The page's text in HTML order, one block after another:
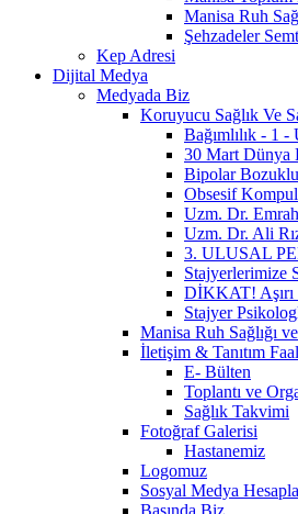
Manisa Ruh
Şehzadeler
Kep Adresi
Dijital Medya
Medyada Biz
Koruyucu Sağlık Ve
Bağımlılık - 1
30 Mart Dünya
Bipolar
Obsesif
Uzm. Dr.
Uzm. Dr. Ali
3. ULUSAL
Stajyerlerimize
DİKKAT! Aşırı
Stajyer
Manisa Ruh Sağlığı
İletişim & Tanıtım
E- Bülten
Toplantı ve
Sağlık Takvimi
Fotoğraf Galerisi
Hastanemiz
Logomuz
Sosyal Medya
Basında Biz